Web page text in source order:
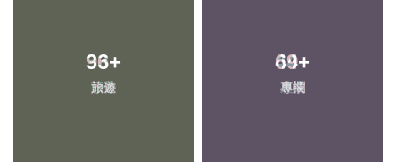
96+
旅遊
69+
專欄